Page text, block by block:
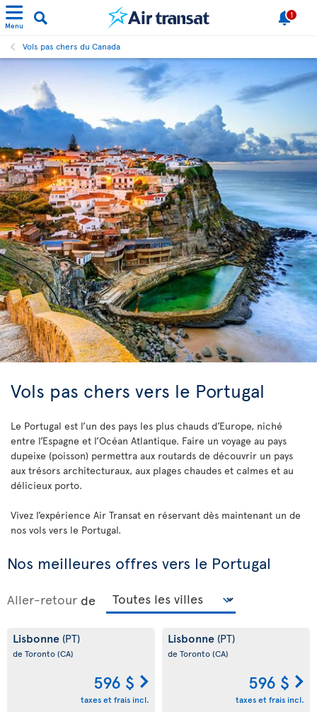
Menu
1
Vols pas chers du Canada
Vols pas chers vers le Portugal
Le Portugal est l’un des pays les plus chauds d’Europe, niché
entre l’Espagne et l’Océan Atlantique. Faire un voyage au pays
dupeixe (poisson) permettra aux routards de découvrir un pays
aux trésors architecturaux, aux plages chaudes et calmes et au
délicieux porto.
Vivez l’expérience Air Transat en réservant dès maintenant un de
nos vols vers le Portugal.
Nos meilleures offres vers le Portugal
Aller-retour de
Lisbonne (PT)
de Toronto(CA)
596 $
taxes et frais incl.
Lisbonne (PT)
de Toronto(CA)
596 $
taxes et frais incl.